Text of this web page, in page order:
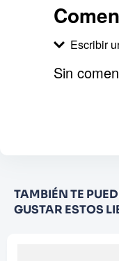
pasarás en
Escribir
Sin
TAMBIÉN TE
GUSTAR ESTOS